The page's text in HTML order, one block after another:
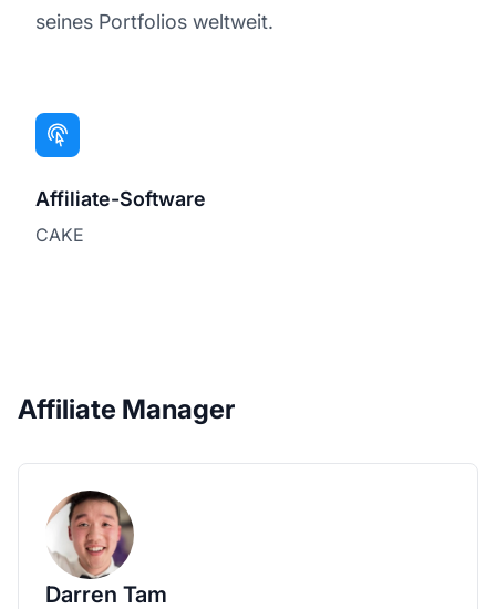
seines Portfolios weltweit.
Affiliate-Software
CAKE
Affiliate Manager
Darren Tam